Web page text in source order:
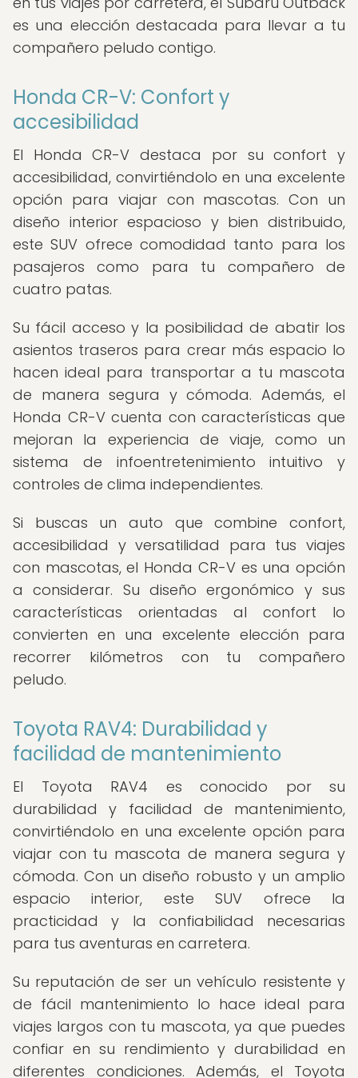
es una elección destacada para llevar a tu
compañero peludo contigo.
Honda CR-V: Confort y
accesibilidad
El Honda CR-V destaca por su confort y
accesibilidad, convirtiéndolo en una excelente
opción para viajar con mascotas. Con un
diseño interior espacioso y bien distribuido,
este SUV ofrece comodidad tanto para los
pasajeros como para tu compañero de
cuatro patas.
Su fácil acceso y la posibilidad de abatir los
asientos traseros para crear más espacio lo
hacen ideal para transportar a tu mascota
de manera segura y cómoda. Además, el
Honda CR-V cuenta con características que
mejoran la experiencia de viaje, como un
sistema de infoentretenimiento intuitivo y
controles de clima independientes.
Si buscas un auto que combine confort,
accesibilidad y versatilidad para tus viajes
con mascotas, el Honda CR-V es una opción
a considerar. Su diseño ergonómico y sus
características orientadas al confort lo
convierten en una excelente elección para
recorrer kilómetros con tu compañero
peludo.
Toyota RAV4: Durabilidad y
facilidad de mantenimiento
El Toyota RAV4 es conocido por su
durabilidad y facilidad de mantenimiento,
convirtiéndolo en una excelente opción para
viajar con tu mascota de manera segura y
cómoda. Con un diseño robusto y un amplio
espacio interior, este SUV ofrece la
practicidad y la confiabilidad necesarias
para tus aventuras en carretera.
Su reputación de ser un vehículo resistente y
de fácil mantenimiento lo hace ideal para
viajes largos con tu mascota, ya que puedes
confiar en su rendimiento y durabilidad en
diferentes condiciones. Además, el Toyota